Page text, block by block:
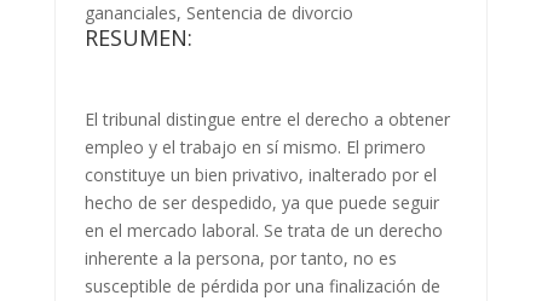
gananciales, Sentencia de divorcio
RESUMEN:
El tribunal distingue entre el derecho a obtener
empleo y el trabajo en sí mismo. El primero
constituye un bien privativo, inalterado por el
hecho de ser despedido, ya que puede seguir
en el mercado laboral. Se trata de un derecho
inherente a la persona, por tanto, no es
susceptible de pérdida por una finalización de